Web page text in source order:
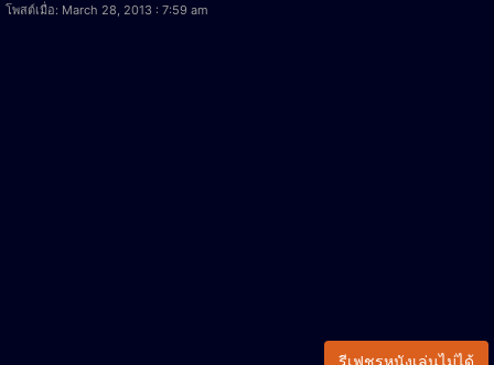
โพสต์เมื่อ: March 28, 2013 : 7:59 am